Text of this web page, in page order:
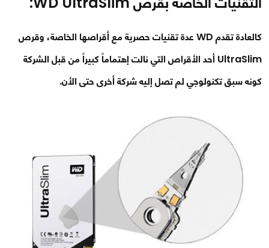
كالعادة تقدم WD عدة تقنيات حصرية مع أقراصها الخاصة، وقرص
UltraSlim أحد الأقراص التي نالت إهتماماً كبيراً من قبل الشركة
كونه سبق تكنولوجي لم تصل إليه شركة أخرى حتى الأن.